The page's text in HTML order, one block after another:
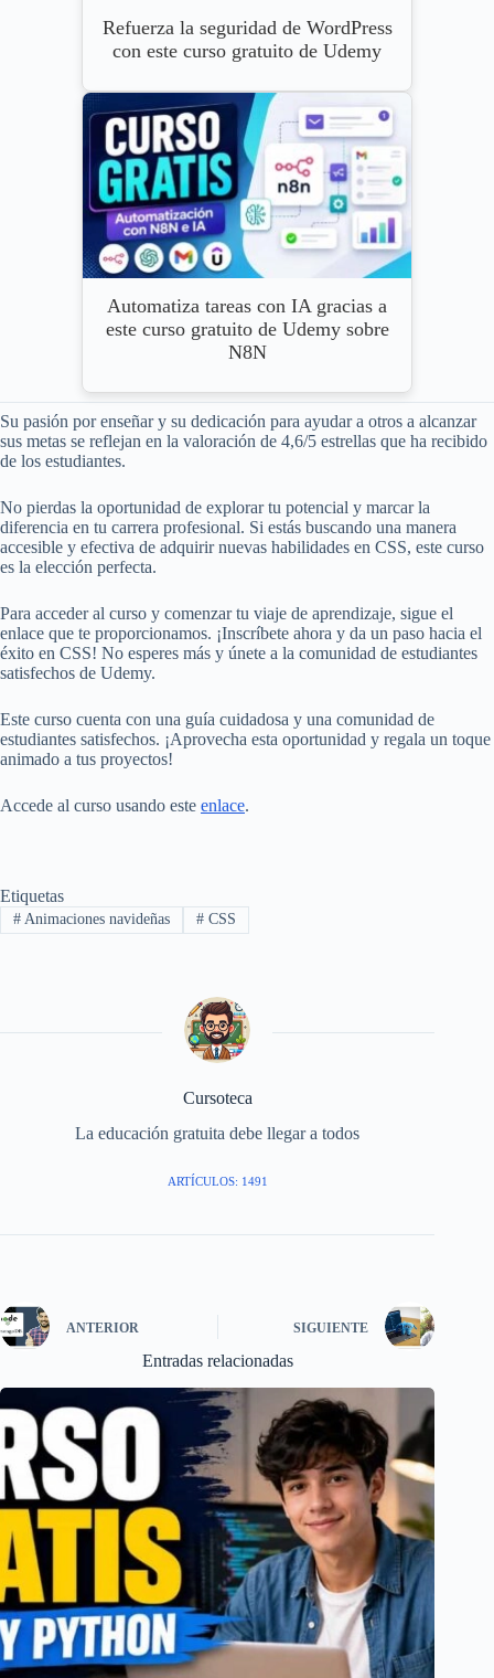
Refuerza la seguridad de WordPress
con este curso gratuito de Udemy
Automatiza tareas con IA gracias a
este curso gratuito de Udemy sobre
N8N
Su pasión por enseñar y su dedicación para ayudar a otros a alcanzar
sus metas se reflejan en la valoración de 4,6/5 estrellas que ha recibido
de los estudiantes.
No pierdas la oportunidad de explorar tu potencial y marcar la
diferencia en tu carrera profesional. Si estás buscando una manera
accesible y efectiva de adquirir nuevas habilidades en CSS, este curso
es la elección perfecta.
Para acceder al curso y comenzar tu viaje de aprendizaje, sigue el
enlace que te proporcionamos. ¡Inscríbete ahora y da un paso hacia el
éxito en CSS! No esperes más y únete a la comunidad de estudiantes
satisfechos de Udemy.
Este curso cuenta con una guía cuidadosa y una comunidad de
estudiantes satisfechos. ¡Aprovecha esta oportunidad y regala un toque
animado a tus proyectos!
Accede al curso usando este enlace.
Etiquetas
#Animaciones navideñas #CSS
Cursoteca
La educación gratuita debe llegar a todos
ARTÍCULOS: 1491
ANTERIOR SIGUIENTE
Entradas relacionadas